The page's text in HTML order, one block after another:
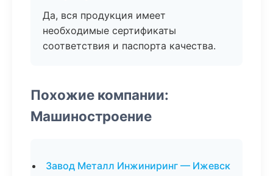
Да, вся продукция имеет
необходимые сертификаты
соответствия и паспорта качества.
Похожие компании:
Машиностроение
Завод Металл Инжиниринг — Ижевск